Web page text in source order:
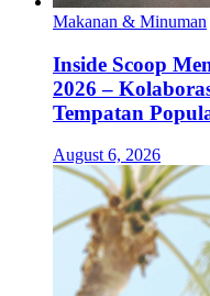
Makanan & Minuman
Inside Scoop
2026 –
Tempatan
August 6, 2026